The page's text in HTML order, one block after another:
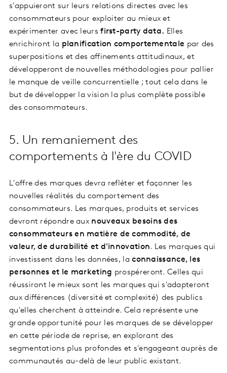
s'appuieront sur leurs relations directes avec les
consommateurs pour exploiter au mieux et
expérimenter avec leursfirst-party data. Elles
enrichiront la planification comportementale par des
superpositions et des affinements attitudinaux, et
développeront de nouvelles méthodologies pour pallier
le manque de veille concurrentielle ; tout cela dans le
but de développer la vision la plus complète possible
des consommateurs.
5. Un remaniement des
comportements à l'ère du COVID
L'offre des marques devra refléter et façonner les
nouvelles réalités du comportement des
consommateurs. Les marques, produits et services
devront répondre aux nouveaux besoins des
consommateurs en matière decommodité, de
valeur, de durabilité et d'innovation. Les marques qui
investissent dans les données, laconnaissance, les
personnes et le marketing prospéreront. Celles qui
réussiront le mieux sont les marques qui s'adapteront
aux différences (diversité et complexité) des publics
qu'elles cherchent à atteindre. Cela représente une
grande opportunité pour les marques de se développer
en cette période de reprise, en explorant des
segmentations plus profondes et s'engageant auprès de
communautés au-delà de leur public existant.